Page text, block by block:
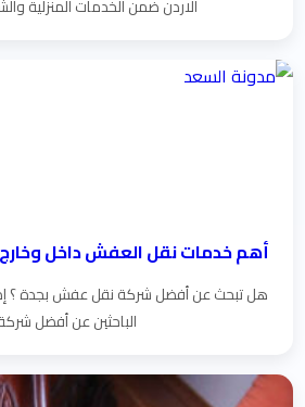
الاردن ضمن الخدمات المنزلية
أهم خدمات نقل العفش داخل
هل تبحث عن أفضل شركة نقل عفش بجدة ؟
الباحثين عن أفضل